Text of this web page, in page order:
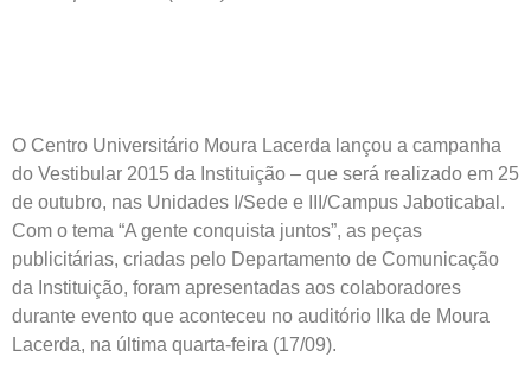
O Centro Universitário Moura Lacerda lançou a campanha
do Vestibular 2015 da Instituição – que será realizado em 25
de outubro, nas Unidades I/Sede e III/Campus Jaboticabal.
Com o tema “A gente conquista juntos”, as peças
publicitárias, criadas pelo Departamento de Comunicação
da Instituição, foram apresentadas aos colaboradores
durante evento que aconteceu no auditório Ilka de Moura
Lacerda, na última quarta-feira (17/09).